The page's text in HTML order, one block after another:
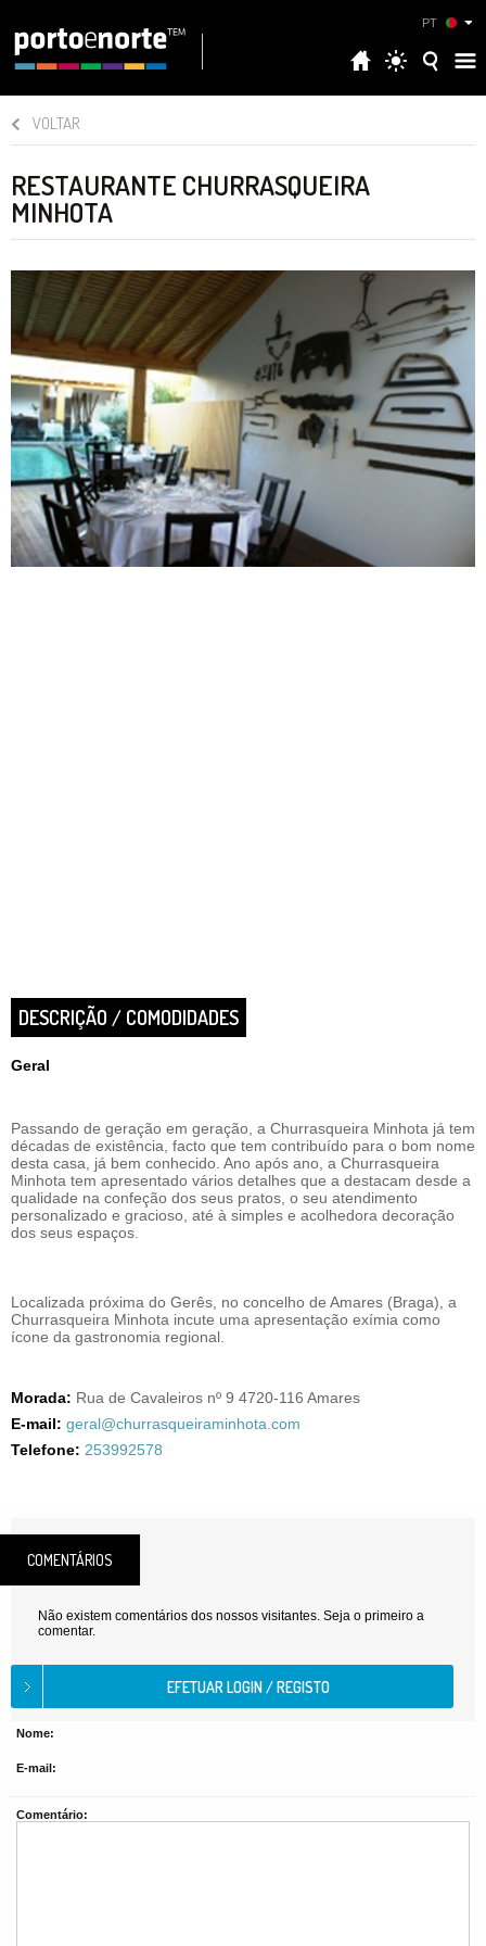
PT
VOLTAR
RESTAURANTE CHURRASQUEIRA
MINHOTA
DESCRIÇÃO / COMODIDADES
Geral
Passando de geração em geração, a Churrasqueira Minhota já tem
décadas de existência, facto que tem contribuído para o bom nome
desta casa, já bem conhecido. Ano após ano, a Churrasqueira
Minhota tem apresentado vários detalhes que a destacam desde a
qualidade na confeção dos seus pratos, o seu atendimento
personalizado e gracioso, até à simples e acolhedora decoração
dos seus espaços.
Localizada próxima do Gerês, no concelho de Amares (Braga), a
Churrasqueira Minhota incute uma apresentação exímia como
ícone da gastronomia regional.
Morada: Rua de Cavaleiros nº 9 4720-116 Amares
E-mail: geral@churrasqueiraminhota.com
Telefone: 253992578
COMENTÁRIOS
Não existem comentários dos nossos visitantes. Seja o primeiro a
comentar.
Nome:
E-mail:
Comentário: